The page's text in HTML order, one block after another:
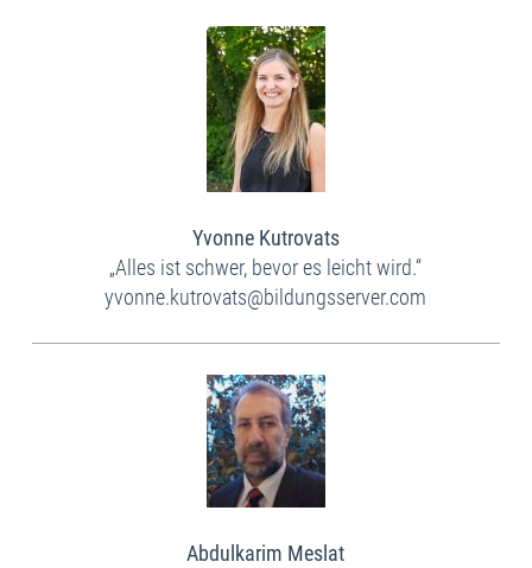
Yvonne Kutrovats
„Alles ist schwer, bevor​ es leicht wird.“
yvonne.kutrovats@bildungsserver.com
Abdulkarim Meslat